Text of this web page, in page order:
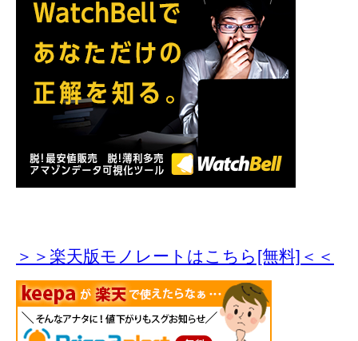
＞＞楽天版モノレートはこちら[無料]＜＜